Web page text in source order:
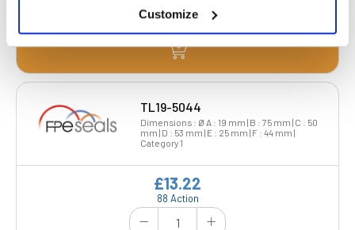
Customize
TL19-5044
Dimensions : Ø A : 19 mm | B : 75 mm | C : 50
mm | D : 53 mm | E : 25 mm | F : 44 mm |
Category 1
88 Action
£13.22